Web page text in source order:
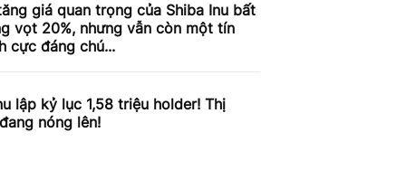
giá quan trọng của Shiba Inu bất
vọt 20%, nhưng vẫn còn một tín
cực đáng chú...
lập kỷ lục 1,58 triệu holder! Thị
nóng lên!